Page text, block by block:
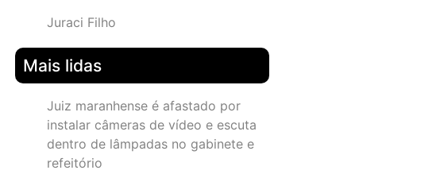
Juraci Filho
Mais lidas
Juiz maranhense é afastado por
instalar câmeras de vídeo e escuta
dentro de lâmpadas no gabinete e
refeitório